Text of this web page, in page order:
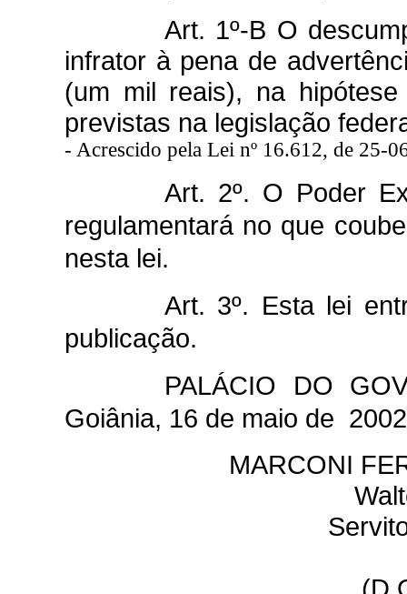
Art. 1º-B O
infrator à pena de
(um mil reais), na
previstas na legislação
- Acrescido pela Lei nº 16.612, de 25-
Art. 2º. O Poder
regulamentará no que
nesta lei.
Art. 3º. Esta lei
publicação.
PALÁCIO DO
Goiânia, 16 de maio de
MARCONI